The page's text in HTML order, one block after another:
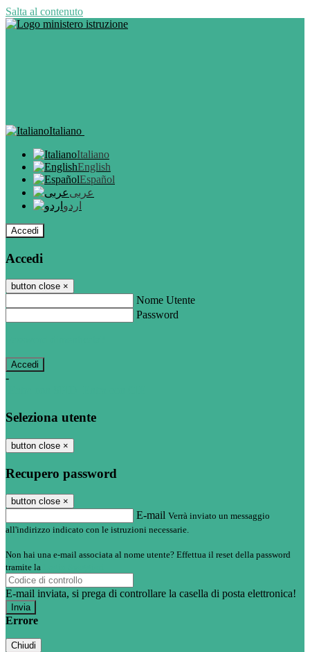
Salta al contenuto
Italiano
Italiano
English
Español
عربى
اردو
Accedi
Accedi
button close ×
Nome Utente
Password
-
Seleziona utente
button close ×
Recupero password
button close ×
E-mail Verrà inviato un messaggio
all'indirizzo indicato con le istruzioni necessarie.
Non hai una e-mail associata al nome utente? Effettua il reset della password
tramite la
E-mail inviata, si prega di controllare la casella di posta elettronica!
Errore
Chiudi